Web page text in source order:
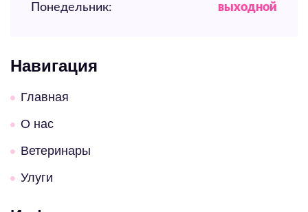
Понедельник: выходной
Навигация
Главная
О нас
Ветеринары
Улуги